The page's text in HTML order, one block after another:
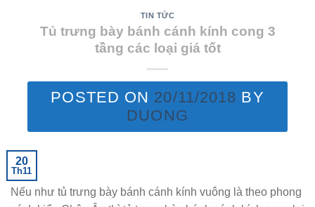
TIN TỨC
Tủ trưng bày bánh cánh kính cong 3
tầng các loại giá tốt
POSTED ON 20/11/2018 BY
DUONG
20
Th11
Nếu như tủ trưng bày bánh cánh kính vuông là theo phong